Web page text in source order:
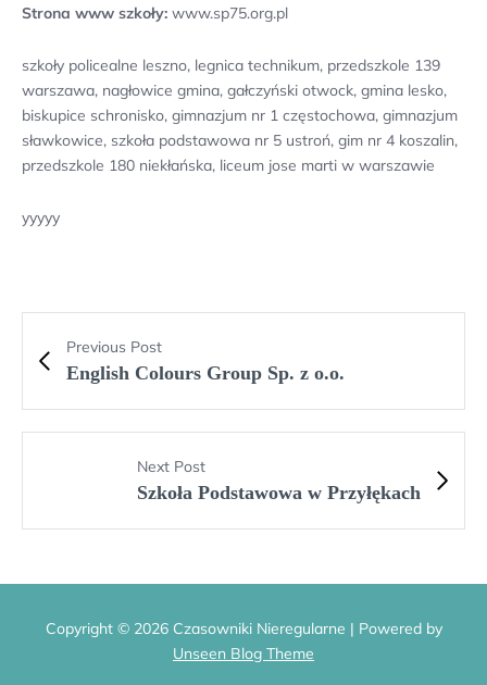
Strona www szkoły: www.sp75.org.pl
szkoły policealne leszno, legnica technikum, przedszkole 139
warszawa, nagłowice gmina, gałczyński otwock, gmina lesko,
biskupice schronisko, gimnazjum nr 1 częstochowa, gimnazjum
sławkowice, szkoła podstawowa nr 5 ustroń, gim nr 4 koszalin,
przedszkole 180 niekłańska, liceum jose marti w warszawie
yyyyy
Previous Post
English Colours Group Sp. z o.o.
Next Post
Szkoła Podstawowa w Przyłękach
Copyright © 2026 Czasowniki Nieregularne | Powered by
Unseen Blog Theme